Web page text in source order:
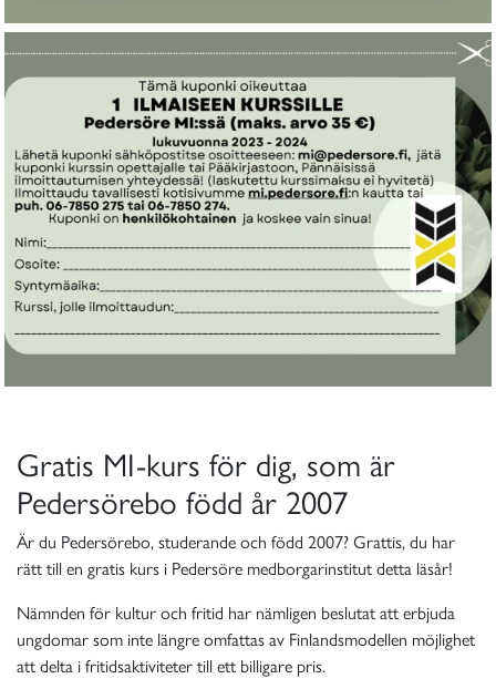
Gratis MI-kurs för dig, som är
Pedersörebo född år 2007
Är du Pedersörebo, studerande och född 2007? Grattis, du har
rätt till en gratis kurs i Pedersöre medborgarinstitut detta läsår!
Nämnden för kultur och fritid har nämligen beslutat att erbjuda
ungdomar som inte längre omfattas av Finlandsmodellen möjlighet
att delta i fritidsaktiviteter till ett billigare pris.